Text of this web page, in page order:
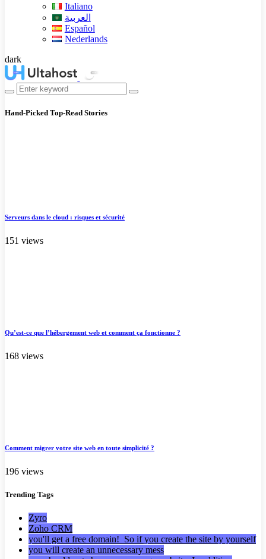
Italiano
العربية
Español
Nederlands
dark
Hand-Picked Top-Read Stories
Serveurs dans le cloud : risques et sécurité
151 views
Qu’est-ce que l’hébergement web et comment ça fonctionne ?
168 views
Comment migrer votre site web en toute simplicité ?
196 views
Trending Tags
Zyro
Zoho CRM
you'll get a free domain! So if you create the site by yourself
you will create an unnecessary mess